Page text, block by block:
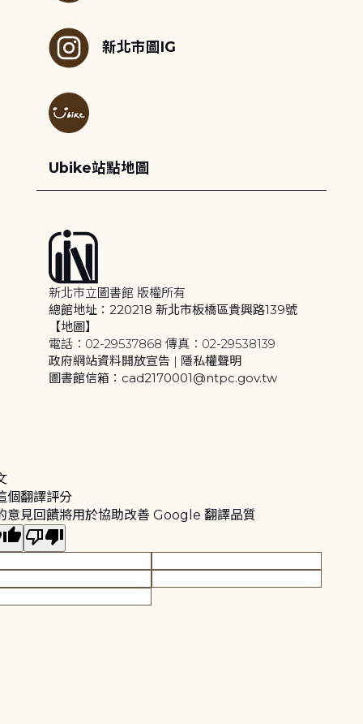
新北市圖IG
Ubike站點地圖
新北市立圖書館 版權所有
總館地址：220218 新北市板橋區貴興路139號
【地圖】
電話：02-29537868 傳真：02-29538139
政府網站資料開放宣告 | 隱私權聲明
圖書館信箱：cad2170001@ntpc.gov.tw
個翻譯評分
意見回饋將用於協助改善 Google 翻譯品質